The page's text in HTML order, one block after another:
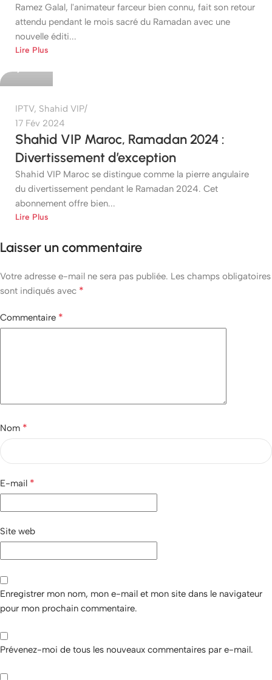
Ramez Galal, l'animateur farceur bien connu, fait son retour
attendu pendant le mois sacré du Ramadan avec une
nouvelle éditi...
Lire Plus
etshop
IPTV, Shahid VIP
17 Fév 2024
Shahid VIP Maroc, Ramadan 2024 :
Divertissement d’exception
Shahid VIP Maroc se distingue comme la pierre angulaire
du divertissement pendant le Ramadan 2024. Cet
abonnement offre bien...
Lire Plus
Laisser un commentaire
Votre adresse e-mail ne sera pas publiée. Les champs obligatoires
sont indiqués avec *
Commentaire *
Nom *
E-mail *
Site web
Enregistrer mon nom, mon e-mail et mon site dans le navigateur
pour mon prochain commentaire.
Prévenez-moi de tous les nouveaux commentaires par e-mail.